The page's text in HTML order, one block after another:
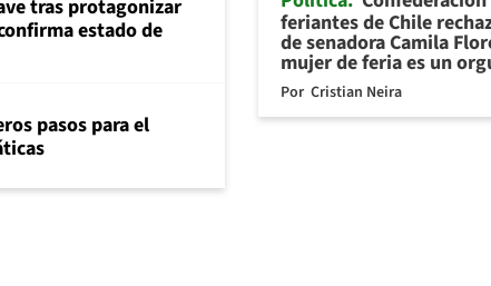
tras protagonizar
estado de
pasos para el
feriantes de Chile
de senadora Camila
mujer de feria es un
Por Cristian Neira